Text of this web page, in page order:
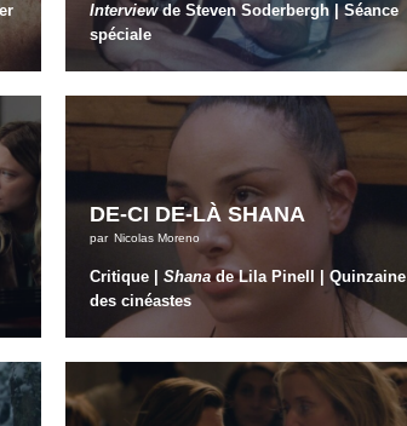
Interviewde Steven Soderbergh | Séance
spéciale
DE-CI DE-LÀ SHANA
par Nicolas Moreno
Critique | Shanade Lila Pinell | Quinzaine
des cinéastes